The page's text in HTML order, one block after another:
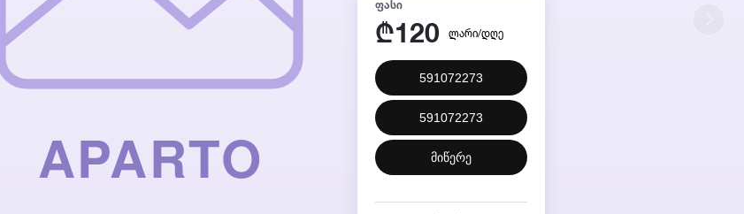
ᲤᲐᲡᲘ
₾120 ლარი/დღე
591072273
591072273
მიწერე